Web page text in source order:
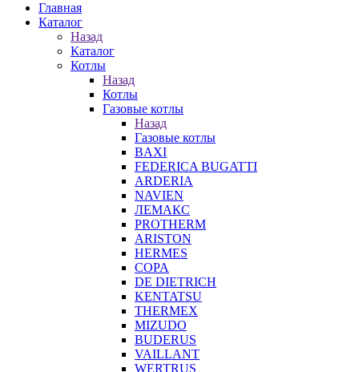
Главная
Каталог
Назад
Каталог
Котлы
Назад
Котлы
Газовые котлы
Назад
Газовые котлы
BAXI
FEDERICA BUGATTI
ARDERIA
NAVIEN
ЛЕМАКС
PROTHERM
ARISTON
HERMES
COPA
DE DIETRICH
KENTATSU
THERMEX
MIZUDO
BUDERUS
VAILLANT
WERTRUS